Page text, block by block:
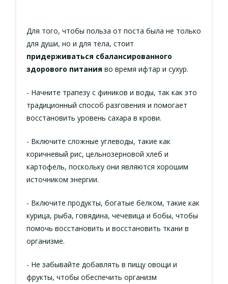
Для того, чтобы польза от поста была не только
для души, но и для тела, стоит
придерживаться сбалансированного
здорового питания во время ифтар и сухур.
- Начните трапезу с фиников и воды, так как это
традиционный способ разговения и помогает
восстановить уровень сахара в крови.
- Включите сложные углеводы, такие как
коричневый рис, цельнозерновой хлеб и
картофель, поскольку они являются хорошим
источником энергии.
- Включите продукты, богатые белком, такие как
курица, рыба, говядина, чечевица и бобы, чтобы
помочь восстановить и восстановить ткани в
организме.
- Не забывайте добавлять в пищу овощи и
фрукты, чтобы обеспечить организм